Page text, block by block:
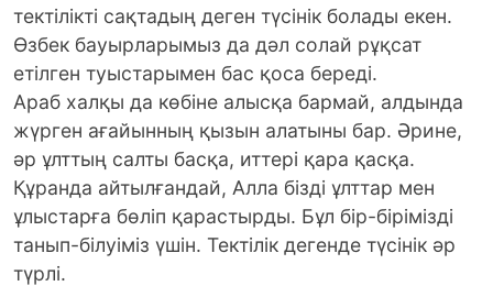
тектілікті сақтадың деген түсінік болады екен.
Өзбек бауырларымыз да дәл солай рұқсат
етілген туыстарымен бас қоса береді.
Араб халқы да көбіне алысқа бармай, алдында
жүрген ағайынның қызын алатыны бар. Әрине,
әр ұлттың салты басқа, иттері қара қасқа.
Құранда айтылғандай, Алла бізді ұлттар мен
ұлыстарға бөліп қарастырды. Бұл бір-бірімізді
танып-білуіміз үшін. Тектілік дегенде түсінік әр
түрлі.